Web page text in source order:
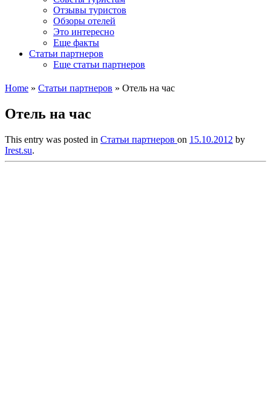
Отзывы туристов
Обзоры отелей
Это интересно
Еще факты
Статьи партнеров
Еще статьи партнеров
Home » Статьи партнеров » Отель на час
Отель на час
This entry was posted in Статьи партнеров on 15.10.2012 by
Irest.su.